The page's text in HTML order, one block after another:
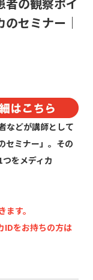
セミナー｜
などが講師として
セミナー」。その
をメディカ
す。
IDをお持ちの方は